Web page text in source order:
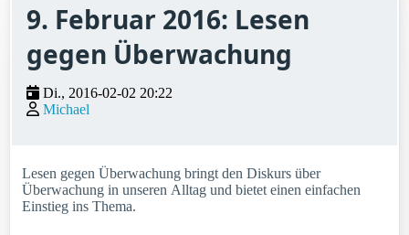
9. Februar 2016: Lesen
gegen Überwachung
Di., 2016-02-02 20:22
Michael
Lesen gegen Überwachung bringt den Diskurs über
Überwachung in unseren Alltag und bietet einen einfachen
Einstieg ins Thema.